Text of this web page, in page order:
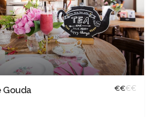
Gouda €€€€